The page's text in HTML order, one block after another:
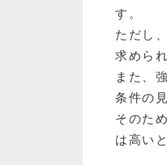
す。
ただし
求めら
また、
条件の
そのた
は高い